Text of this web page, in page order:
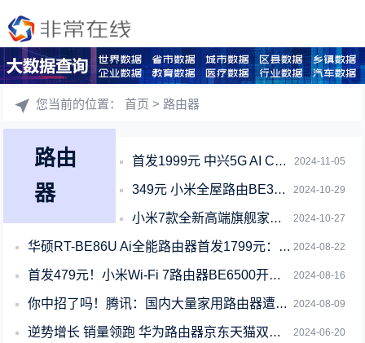
您当前的位置：首页 > 路由器
路由
器
2024-11-05
首发1999元 中兴5G AI CPE G5 Pro路由器发布：峰值速率7200
2024-10-29
349元 小米全屋路由BE3600 Pro发布：全屋Wi-Fi 7覆盖
2024-10-27
小米7款全新高端旗舰家电10月29日见：冰箱、路由器、电视全都有
2024-08-22
华硕RT-BE86U Ai全能路由器首发1799元：1GB内存、支持Wi-Fi
2024-08-16
首发479元！小米Wi-Fi 7路由器BE6500开售：全2.5G网口
2024-08-09
你中招了吗！腾讯：国内大量家用路由器遭DNS劫持 教你自查
2024-06-20
逆势增长 销量领跑 华为路由器京东天猫双平台销售额冠军！